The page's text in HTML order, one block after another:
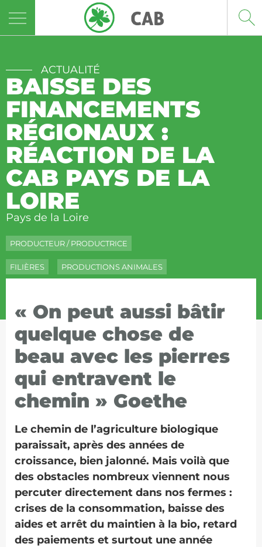
ACTUALITÉ
BAISSE DES
FINANCEMENTS
RÉGIONAUX :
RÉACTION DE LA
CAB PAYS DE LA
LOIRE
Pays de la Loire
PRODUCTEUR / PRODUCTRICE
FILIÈRES PRODUCTIONS ANIMALES
« On peut aussi bâtir
quelque chose de
beau avec les pierres
qui entravent le
chemin » Goethe
Le chemin de l’agriculture biologique
paraissait, après des années de
croissance, bien jalonné. Mais voilà que
des obstacles nombreux viennent nous
percuter directement dans nos fermes :
crises de la consommation, baisse des
aides et arrêt du maintien à la bio, retard
des paiements et surtout une année
Panneau de gestion des cookies